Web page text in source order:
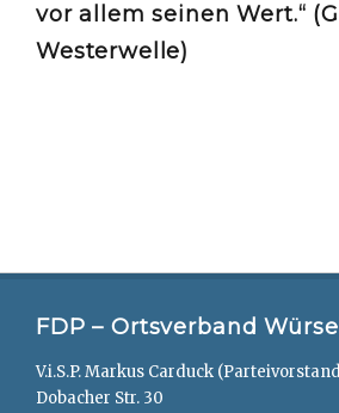
vor allem seinen Wert.“
Westerwelle)
FDP – Ortsverband
V.i.S.P. Markus Carduck
Dobacher Str. 30